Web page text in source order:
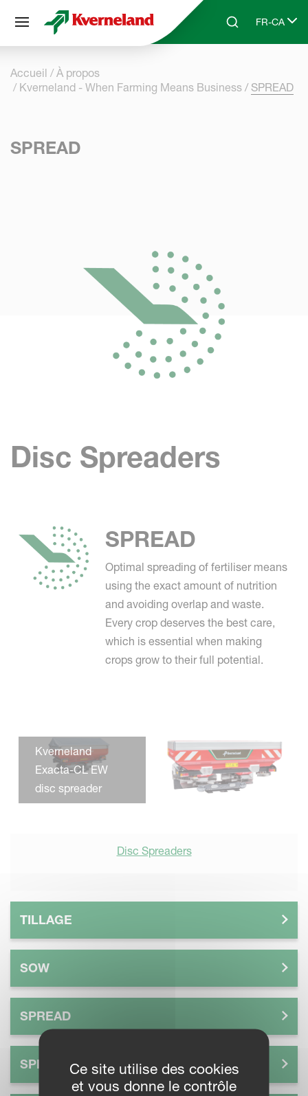
Skip to main content
SearchFR-CA
Select
Accueil
À propos
Kverneland - When Farming Means Business
SPREAD
SPREAD
Disc Spreaders
SPREAD
Optimal spreading of fertiliser means
using the exact amount of nutrition
and avoiding overlap and waste.
Every crop deserves the best care,
which is essential when making
crops grow to their full potential.
Kverneland
Exacta-CL EW
disc spreader
Disc Spreaders
TILLAGE
SOW
SPREAD
SPRAY
Panneau de gestion des cookies
Ce site utilise des cookies
et vous donne le contrôle